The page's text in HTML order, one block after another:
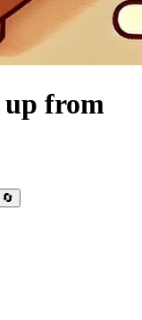
up from
🔄